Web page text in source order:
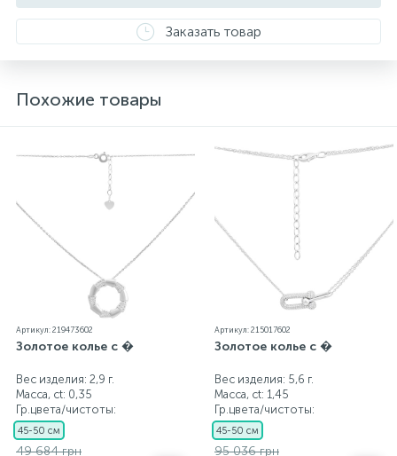
Заказать товар
Похожие товары
Артикул: 219473602
Золотое колье с �
Вес изделия: 2,9 г.
Масса, ct: 0,35
Гр.цвета/чистоты:
45-50 см
49 684 грн
Артикул: 215017602
Золотое колье с �
Вес изделия: 5,6 г.
Масса, ct: 1,45
Гр.цвета/чистоты:
45-50 см
95 036 грн